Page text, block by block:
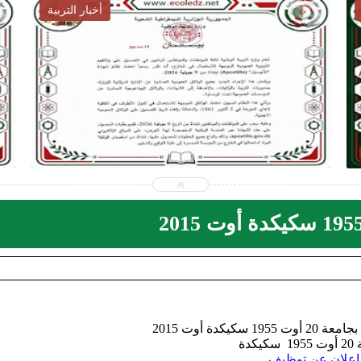
أخبار التربية
2026-07-28
ecoledz.net
أوت 2015